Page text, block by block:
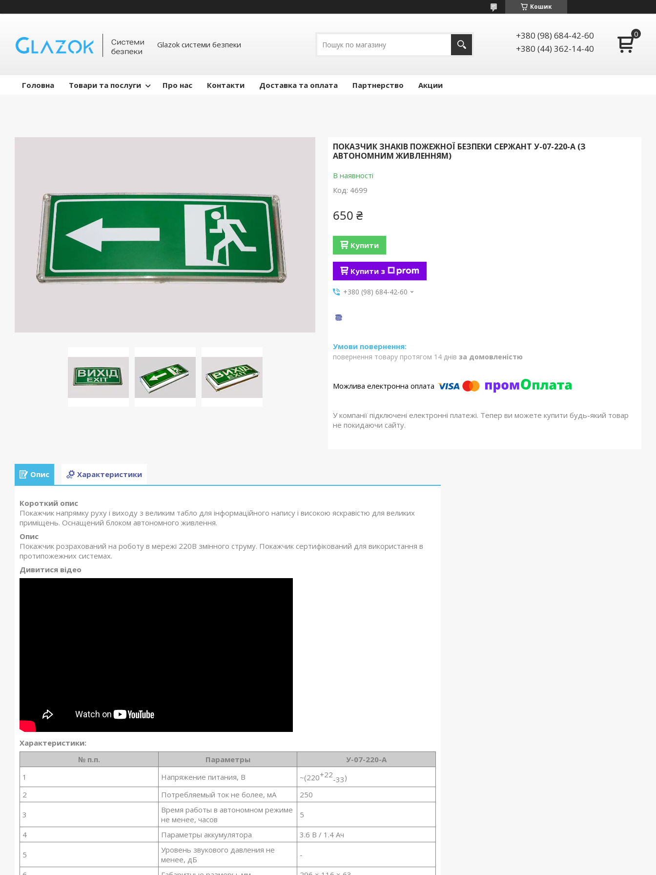
Кошик
Glazok системи безпеки
+380 (98) 684-42-60
+380 (44) 362-14-40
Головна Товари та послуги Про нас Контакти Доставка та оплата Партнерство Акции
ПОКАЗЧИК ЗНАКІВ ПОЖЕЖНОЇ БЕЗПЕКИ СЕРЖАНТ У-07-220-А (З
АВТОНОМНИМ ЖИВЛЕННЯМ)
В наявності
Код: 4699
650 ₴
Купити
Купити з
+380 (98) 684-42-60
повернення товару протягом 14 днів за домовленістю
У компанії підключені електронні платежі. Тепер ви можете купити будь-який товар
не покидаючи сайту.
Опис Характеристики
Короткий опис
Покажчик напрямку руху і виходу з великим табло для інформаційного напису і високою яскравістю для великих
приміщень. Оснащений блоком автономного живлення.
Опис
Покажчик розрахований на роботу в мережі 220В змінного струму. Покажчик сертифікований для використання в
протипожежних системах.
Дивитися відео
Характеристики:
№ п.п.
Параметры
У-07-220-А
1
Напряжение питания, В ~(220+22-33)
2
Потребляемый ток не более, мА 250
3
Время работы в автономном режиме
не менее, часов
5
4 Параметры аккумулятора 3.6 В / 1.4 Ач
5
Уровень звукового давления не
менее, дБ
-